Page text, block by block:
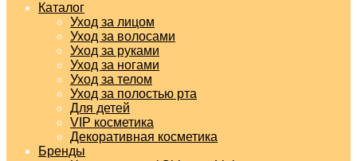
Каталог
Уход за лицом
Уход за волосами
Уход за руками
Уход за ногами
Уход за телом
Уход за полостью рта
Для детей
VIP косметика
Декоративная косметика
Бренды